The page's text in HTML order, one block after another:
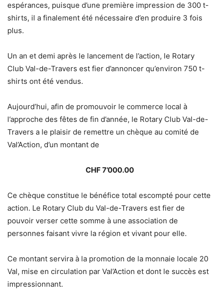
espérances, puisque d’une première impression de 300 t-
shirts, il a finalement été nécessaire d’en produire 3 fois
plus.
Un an et demi après le lancement de l’action, le Rotary
Club Val-de-Travers est fier d’annoncer qu’environ 750 t-
shirts ont été vendus.
Aujourd’hui, afin de promouvoir le commerce local à
l’approche des fêtes de fin d’année, le Rotary Club Val-de-
Travers a le plaisir de remettre un chèque au comité de
Val’Action, d’un montant de
CHF 7’000.00
Ce chèque constitue le bénéfice total escompté pour cette
action. Le Rotary Club du Val-de-Travers est fier de
pouvoir verser cette somme à une association de
personnes faisant vivre la région et vivant pour elle.
Ce montant servira à la promotion de la monnaie locale 20
Val, mise en circulation par Val’Action et dont le succès est
impressionnant.